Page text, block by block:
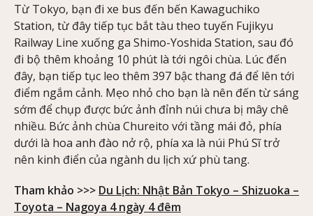
Từ Tokyo, bạn đi xe bus đến bến Kawaguchiko
Station, từ đây tiếp tục bắt tàu theo tuyến Fujikyu
Railway Line xuống ga Shimo-Yoshida Station, sau đó
đi bộ thêm khoảng 10 phút là tới ngôi chùa. Lúc đến
đây, bạn tiếp tục leo thêm 397 bậc thang đá để lên tới
điểm ngắm cảnh. Mẹo nhỏ cho bạn là nên đến từ sáng
sớm để chụp được bức ảnh đỉnh núi chưa bị mây chê
nhiều. Bức ảnh chùa Chureito với tầng mái đỏ, phía
dưới là hoa anh đào nở rộ, phía xa là núi Phú Sĩ trở
nên kinh điển của ngành du lịch xứ phù tang.
Tham khảo >>> Du Lịch: Nhật Bản Tokyo – Shizuoka –
Toyota – Nagoya 4 ngày 4 đêm